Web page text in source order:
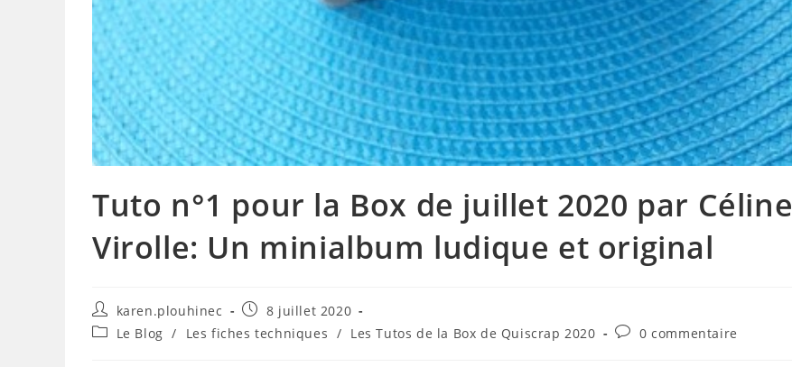
Tuto n°1 pour la Box de juillet 2020 par Céline
Virolle: Un minialbum ludique et original
Auteur/autrice
de
karen.plouhinec
Publication
publiée :
8 juillet 2020
PostLe Blog / Les fiches techniques / Les Tutos de la Box de Quiscrap 2020
Commentaires
0 commentaire